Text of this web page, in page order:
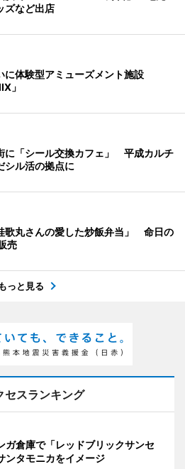
ズなど出店
に体験型アミューズメント施設
」
に「シール交換カフェ」 平成カルチ
シル活の拠点に
歌丸さんの愛した炒飯弁当」 命日の
売
もっと見る
セスランキング
ガ倉庫で「レッドブリックサンセ
タモニカをイメージ